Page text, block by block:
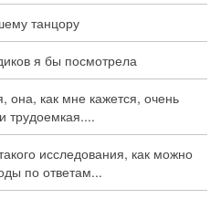
танцору
я бы посмотрела
она, как мне кажется, очень
трудоемкая....
исследования, как можно
по ответам...